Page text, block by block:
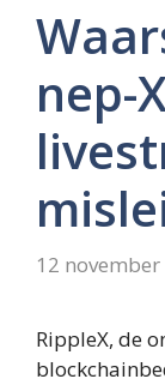
nep-
12 november
RippleX, de